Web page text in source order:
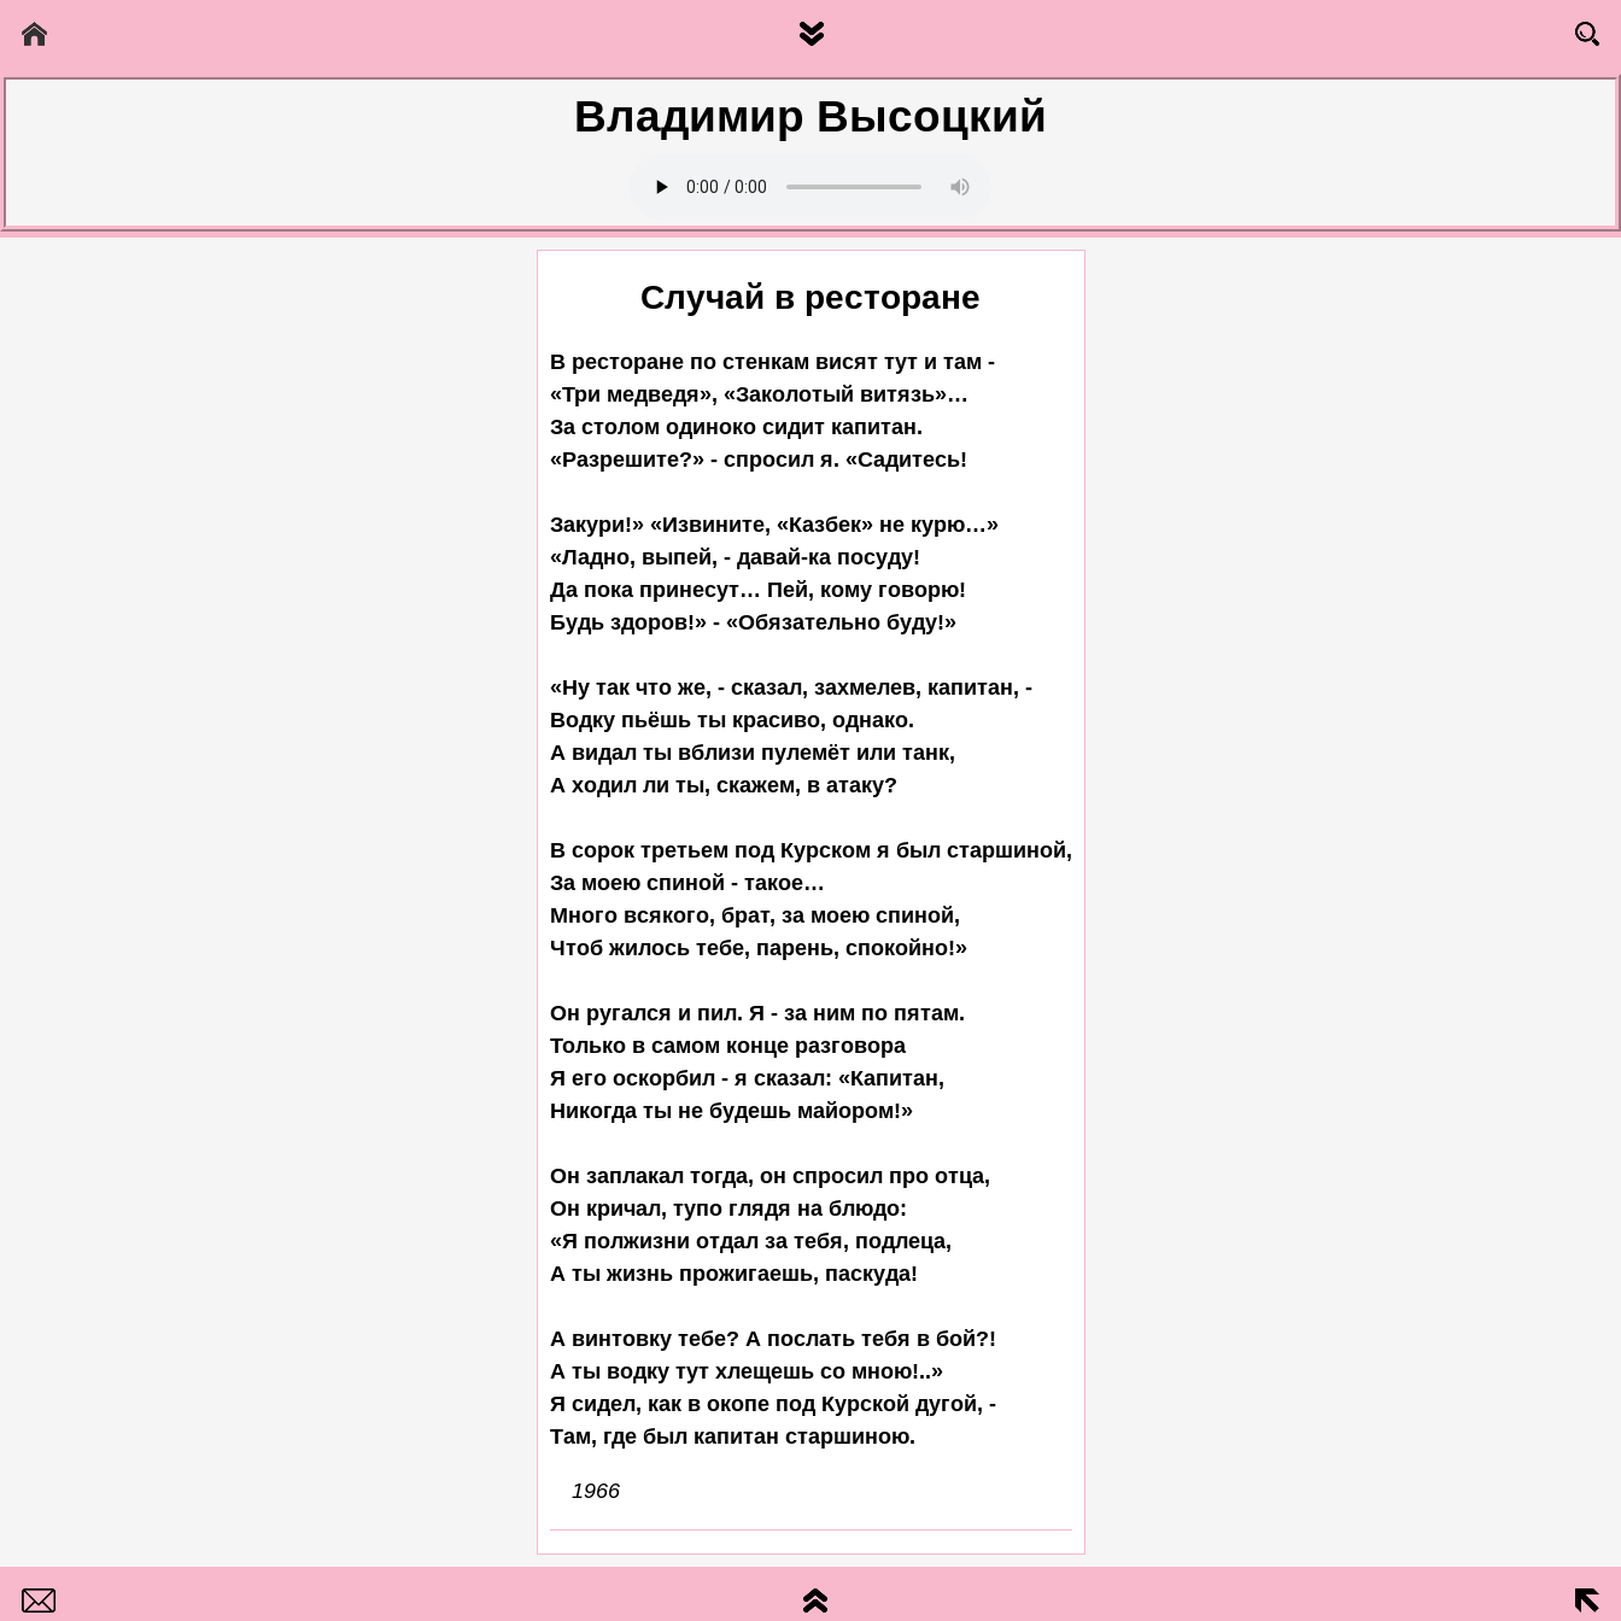
Владимир Высоцкий
Случай в ресторане
В ресторане по стенкам висят тут и там -
«Три медведя», «Заколотый витязь»…
За столом одиноко сидит капитан.
«Разрешите?» - спросил я. «Садитесь!
Закури!» «Извините, «Казбек» не курю…»
«Ладно, выпей, - давай-ка посуду!
Да пока принесут… Пей, кому говорю!
Будь здоров!» - «Обязательно буду!»
«Ну так что же, - сказал, захмелев, капитан, -
Водку пьёшь ты красиво, однако.
А видал ты вблизи пулемёт или танк,
А ходил ли ты, скажем, в атаку?
В сорок третьем под Курском я был старшиной,
За моею спиной - такое…
Много всякого, брат, за моею спиной,
Чтоб жилось тебе, парень, спокойно!»
Он ругался и пил. Я - за ним по пятам.
Только в самом конце разговора
Я его оскорбил - я сказал: «Капитан,
Никогда ты не будешь майором!»
Он заплакал тогда, он спросил про отца,
Он кричал, тупо глядя на блюдо:
«Я полжизни отдал за тебя, подлеца,
А ты жизнь прожигаешь, паскуда!
А винтовку тебе? А послать тебя в бой?!
А ты водку тут хлещешь со мною!..»
Я сидел, как в окопе под Курской дугой, -
1966